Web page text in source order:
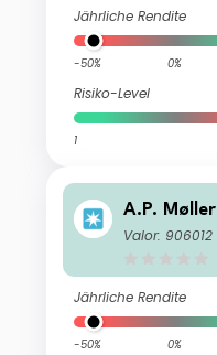
Jährliche Rendite
-50% 0%
Risiko-Level
1
A.P.
Valor: 906012
Jährliche Rendite
-50% 0%